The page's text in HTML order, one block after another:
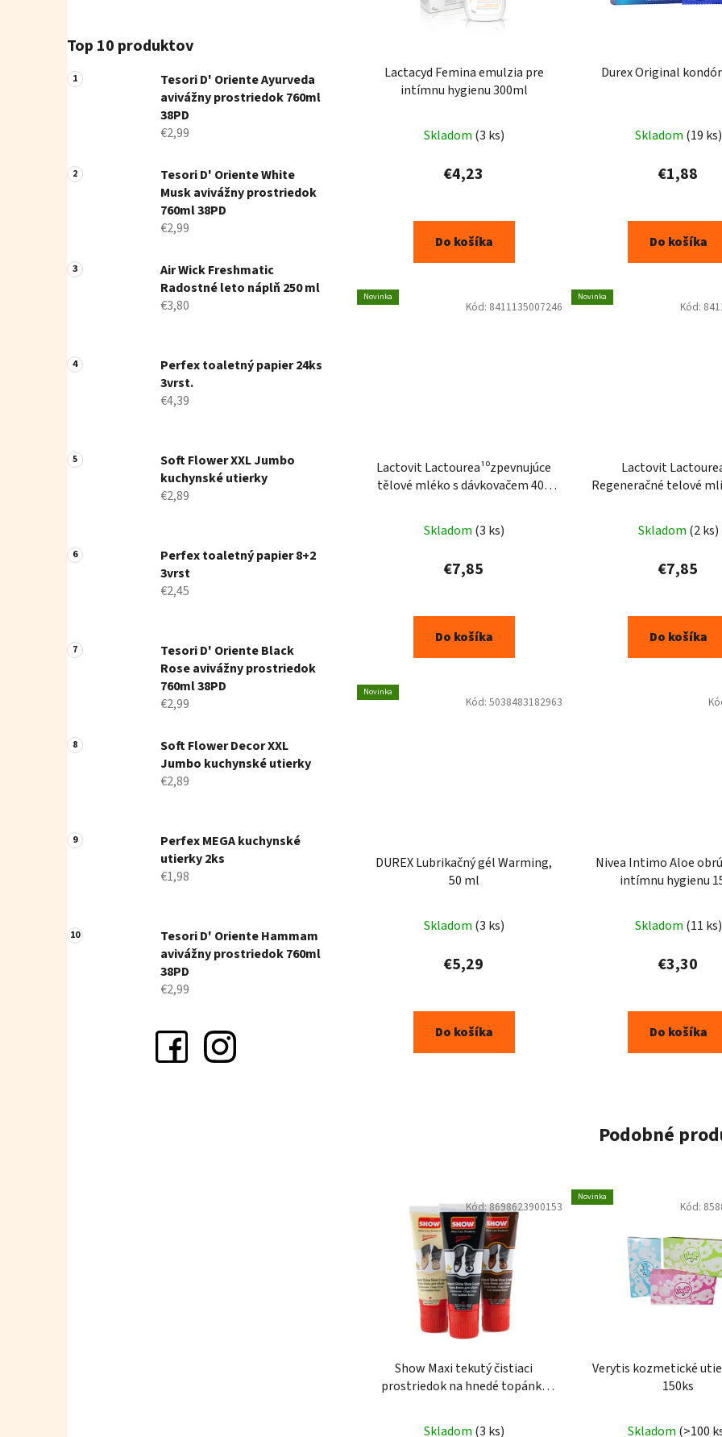
Top 10 produktov
Tesori D' Oriente Ayurveda
avivážny prostriedok 760ml
38PD
€2,99
Tesori D' Oriente White
Musk avivážny prostriedok
760ml 38PD
€2,99
Air Wick Freshmatic
Radostné leto náplň 250 ml
€3,80
Perfex toaletný papier 24ks
3vrst.
€4,39
Soft Flower XXL Jumbo
kuchynské utierky
€2,89
Perfex toaletný papier 8+2
3vrst
€2,45
Tesori D' Oriente Black
Rose avivážny prostriedok
760ml 38PD
€2,99
Soft Flower Decor XXL
Jumbo kuchynské utierky
€2,89
Perfex MEGA kuchynské
utierky 2ks
€1,98
Tesori D' Oriente Hammam
avivážny prostriedok 760ml
38PD
€2,99
Lactacyd Femina emulzia pre
intímnu hygienu 300ml
Skladom (3 ks)
€4,23
Do košíka
Durex Original
Skladom (19 ks)
€1,88
Do košíka
Novinka
Lactovit Lactourea¹⁰zpevnujúce
tělové mléko s dávkovačem 400
Skladom (3 ks)
€7,85
Do košíka
Kód: 8411135007246
Novinka
Lactovit
Regeneračné telové
Skladom (2 ks)
€7,85
Do košíka
Kód:
Novinka
DUREX Lubrikačný gél Warming,
50 ml
Skladom (3 ks)
€5,29
Do košíka
Kód: 5038483182963
Nivea Intimo Aloe
intímnu hygienu
Skladom (11 ks)
€3,30
Do košíka
Podobné
Show Maxi tekutý čistiaci
prostriedok na hnedé topánky
Skladom (3 ks)
Kód:8698623900153
Novinka
Verytis kozmetické
150ks
Skladom (>100
Kód: